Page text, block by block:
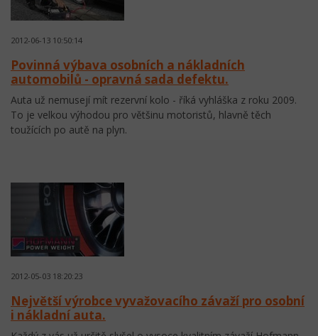
2012-06-13 10:50:14
Povinná výbava osobních a nákladních
automobilů - opravná sada defektu.
Auta už nemusejí mít rezervní kolo - říká vyhláška z roku 2009.
To je velkou výhodou pro většinu motoristů, hlavně těch
toužících po autě na plyn.
2012-05-03 18:20:23
Největší výrobce vyvažovacího závaží pro osobní
i nákladní auta.